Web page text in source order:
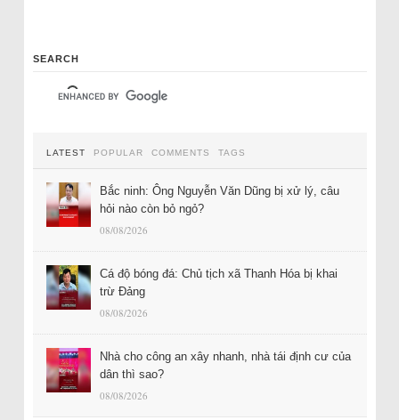
SEARCH
LATEST POPULAR COMMENTS TAGS
Bắc ninh: Ông Nguyễn Văn Dũng bị xử lý, câu
hỏi nào còn bỏ ngỏ?
08/08/2026
Cá độ bóng đá: Chủ tịch xã Thanh Hóa bị khai
trừ Đảng
08/08/2026
Nhà cho công an xây nhanh, nhà tái định cư của
dân thì sao?
08/08/2026